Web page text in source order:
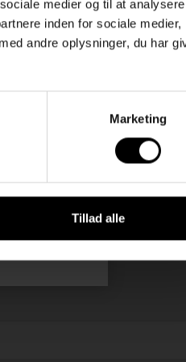
medier og til at analysere
inden for sociale medier,
andre oplysninger, du har
Marketing
Tillad alle
bestået
UU-vejleder.
når din
Luk